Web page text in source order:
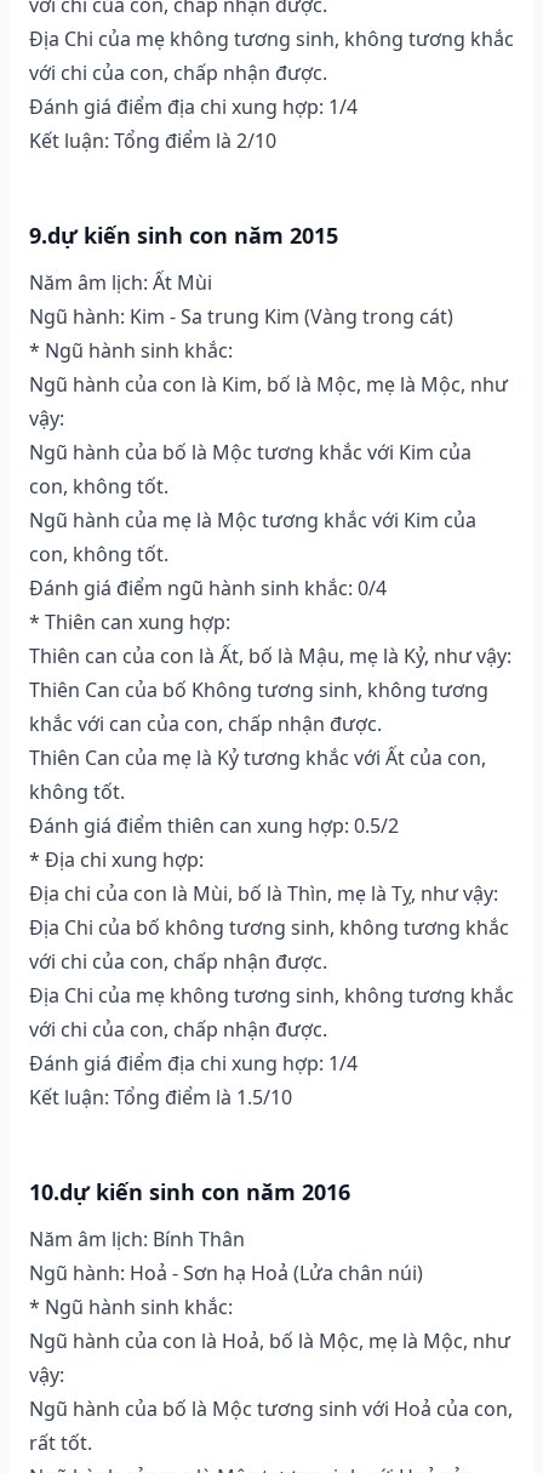
Địa Chi của mẹ không tương sinh, không tương khắc
với chi của con, chấp nhận được.
Đánh giá điểm địa chi xung hợp: 1/4
Kết luận: Tổng điểm là 2/10
9.dự kiến sinh con năm 2015
Năm âm lịch: Ất Mùi
Ngũ hành: Kim - Sa trung Kim (Vàng trong cát)
* Ngũ hành sinh khắc:
Ngũ hành của con là Kim, bố là Mộc, mẹ là Mộc, như
vậy:
Ngũ hành của bố là Mộc tương khắc với Kim của
con, không tốt.
Ngũ hành của mẹ là Mộc tương khắc với Kim của
con, không tốt.
Đánh giá điểm ngũ hành sinh khắc: 0/4
* Thiên can xung hợp:
Thiên can của con là Ất, bố là Mậu, mẹ là Kỷ, như vậy:
Thiên Can của bố Không tương sinh, không tương
khắc với can của con, chấp nhận được.
Thiên Can của mẹ là Kỷ tương khắc với Ất của con,
không tốt.
Đánh giá điểm thiên can xung hợp: 0.5/2
* Địa chi xung hợp:
Địa chi của con là Mùi, bố là Thìn, mẹ là Tỵ, như vậy:
Địa Chi của bố không tương sinh, không tương khắc
với chi của con, chấp nhận được.
Địa Chi của mẹ không tương sinh, không tương khắc
với chi của con, chấp nhận được.
Đánh giá điểm địa chi xung hợp: 1/4
Kết luận: Tổng điểm là 1.5/10
10.dự kiến sinh con năm 2016
Năm âm lịch: Bính Thân
Ngũ hành: Hoả - Sơn hạ Hoả (Lửa chân núi)
* Ngũ hành sinh khắc:
Ngũ hành của con là Hoả, bố là Mộc, mẹ là Mộc, như
vậy:
Ngũ hành của bố là Mộc tương sinh với Hoả của con,
rất tốt.